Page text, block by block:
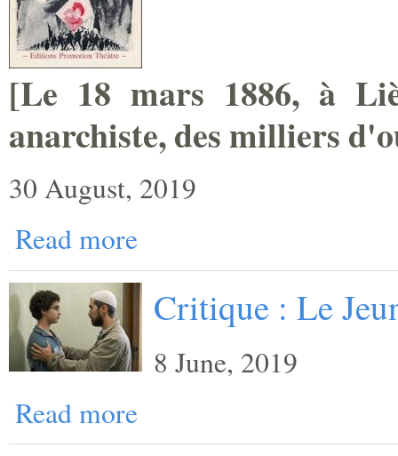
[Le 18 mars 1886, à
anarchiste, des milliers
30 August, 2019
Read more
Critique : Le
8 June, 2019
Read more